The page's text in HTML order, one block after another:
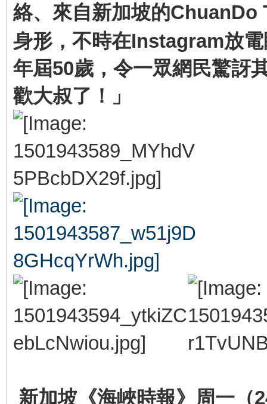
絡、來自新加坡的ChuanDo
身形，不時在Instagram放
年屆50歲，令一眾網民驚訝
歡大叔了！」
新加坡《海峽時報》周一（